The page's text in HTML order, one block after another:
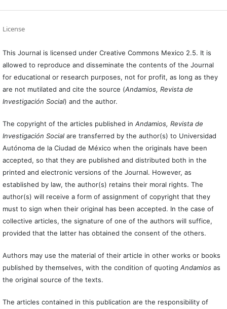
License
This Journal is licensed under Creative Commons Mexico 2.5. It is
allowed to reproduce and disseminate the contents of the Journal
for educational or research purposes, not for profit, as long as they
are not mutilated and cite the source (Andamios, Revista de
Investigación Social) and the author.
The copyright of the articles published in Andamios, Revista de
Investigación Socialare transferred by the author(s) to Universidad
Autónoma de la Ciudad de México when the originals have been
accepted, so that they are published and distributed both in the
printed and electronic versions of the Journal. However, as
established by law, the author(s) retains their moral rights. The
author(s) will receive a form of assignment of copyright that they
must to sign when their original has been accepted. In the case of
collective articles, the signature of one of the authors will suffice,
provided that the latter has obtained the consent of the others.
Authors may use the material of their article in other works or books
published by themselves, with the condition of quoting Andamiosas
the original source of the texts.
The articles contained in this publication are the responsibility of